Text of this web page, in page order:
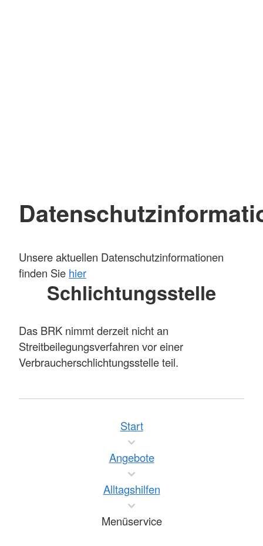
Unsere aktuellen Datenschutzinformationen
finden Sie hier
Schlichtungsstelle
Das BRK nimmt derzeit nicht an
Streitbeilegungsverfahren vor einer
Verbraucherschlichtungsstelle teil.
Start
Angebote
Alltagshilfen
Menüservice